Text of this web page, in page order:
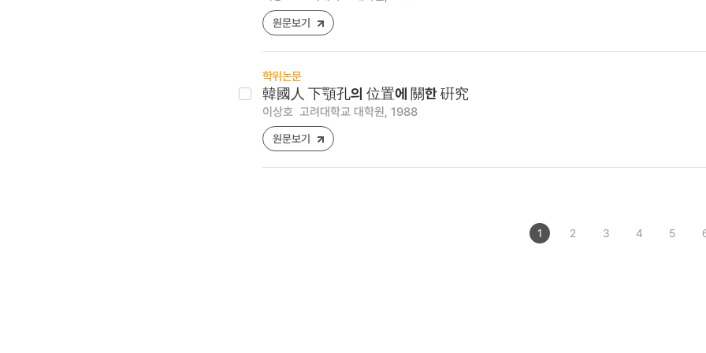
원문보기
학위논문
韓國人 下顎孔의 位置에 關한 硏究
이상호 고려대학교 대학원, 1988
원문보기
1 2 3 4 5